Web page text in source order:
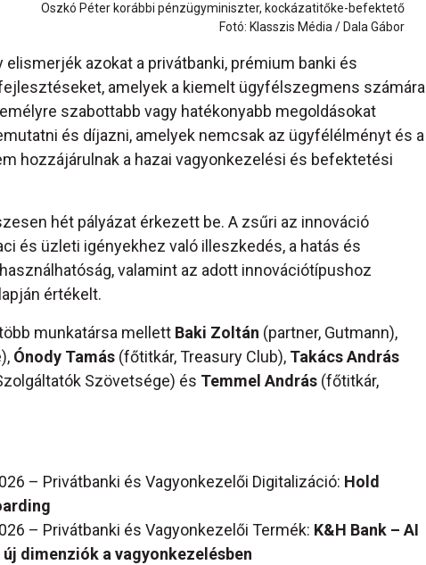
Oszkó Péter korábbi pénzügyminiszter, kockázatitőke-befektető
Fotó: Klasszis Média / Dala Gábor
azokat a privátbanki, prémium banki és
amelyek a kiemelt ügyfélszegmens számára
szabottabb vagy hatékonyabb megoldásokat
és díjazni, amelyek nemcsak az ügyfélélményt és a
hozzájárulnak a hazai vagyonkezelési és befektetési
hét pályázat érkezett be. A zsűri az innováció
és üzleti igényekhez való illeszkedés, a hatás és
valamint az adott innovációtípushoz
értékelt.
munkatársa mellett Baki Zoltán (partner, Gutmann),
Ónody Tamás (főtitkár, Treasury Club), Takács András
Szövetsége) és Temmel András (főtitkár,
– Privátbanki és Vagyonkezelői Digitalizáció: Hold
– Privátbanki és Vagyonkezelői Termék: K&H Bank – AI
dimenziók a vagyonkezelésben